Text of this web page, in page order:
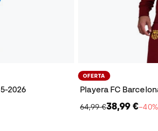
2026
OFERTA
Playera FC
64,99 €38,99 €−40%